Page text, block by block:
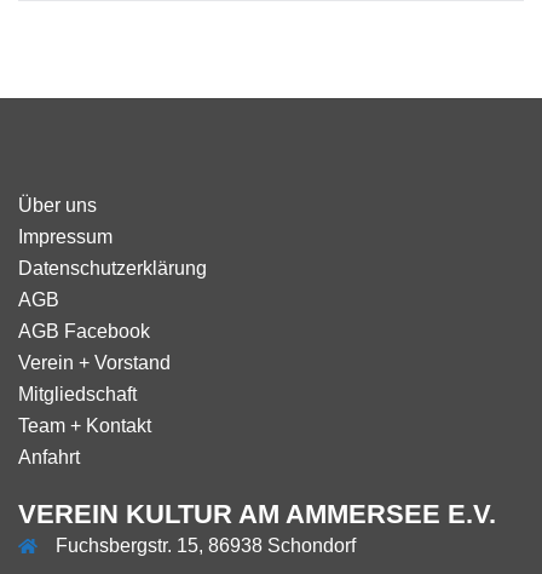
Über uns
Impressum
Datenschutzerklärung
AGB
AGB Facebook
Verein + Vorstand
Mitgliedschaft
Team + Kontakt
Anfahrt
VEREIN KULTUR AM AMMERSEE E.V.
Fuchsbergstr. 15, 86938 Schondorf